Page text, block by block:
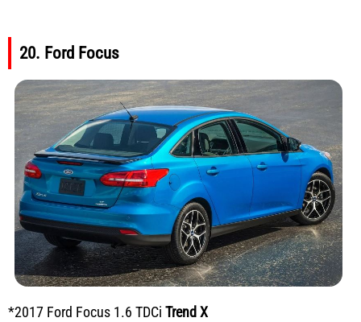
20. Ford Focus
*2017 Ford Focus 1.6 TDCi Trend X